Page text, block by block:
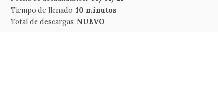
Tiempo de llenado:10 minutos
Total de descargas: NUEVO